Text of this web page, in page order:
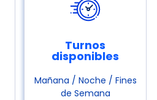
Turnos
disponibles
Mañana / Noche / Fines
de Semana